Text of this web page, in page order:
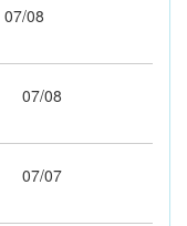
07/08
07/08
07/07